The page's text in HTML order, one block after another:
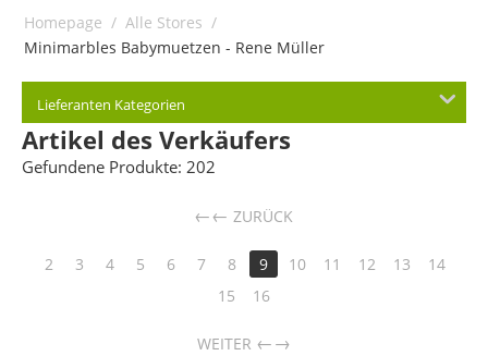
Homepage / Alle Stores /
Minimarbles Babymuetzen - Rene Müller
Lieferanten Kategorien
Artikel des Verkäufers
Gefundene Produkte: 202
← ZURÜCK
2 3 4 5 6 7 8 9 10 11 12 13
14
15
16
WEITER →